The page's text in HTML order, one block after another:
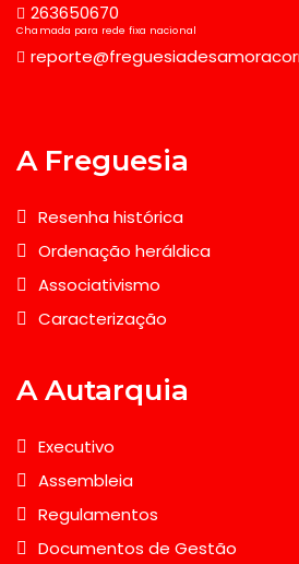
263650670
Chamada para rede fixa nacional
A Freguesia
Resenha histórica
Ordenação heráldica
Associativismo
Caracterização
A Autarquia
Executivo
Assembleia
Regulamentos
Documentos de Gestão